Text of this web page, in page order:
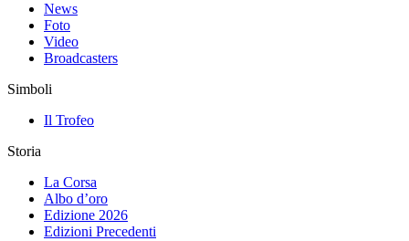
News
Foto
Video
Broadcasters
Simboli
Il Trofeo
Storia
La Corsa
Albo d’oro
Edizione 2026
Edizioni Precedenti